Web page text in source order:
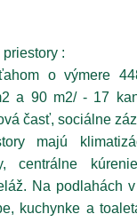
:
o výmere
a 90 m2/ - 17
časť, sociálne
majú
centrálne
Na podlahách
kuchynke a